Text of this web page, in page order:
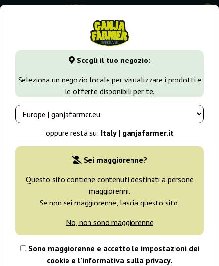
Scegli il tuo negozio:
Seleziona un negozio locale per visualizzare i prodotti e
le offerte disponibili per te.
oppure resta su: Italy | ganjafarmer.it
Sei maggiorenne?
Questo sito contiene contenuti destinati a persone
maggiorenni.
Se non sei maggiorenne, lascia questo sito.
No, non sono maggiorenne
Sono maggiorenne e accetto le impostazioni dei
cookie e l’informativa sulla privacy.
0
GanjaFarmer.it Tipi di Semi Semi Indica Fast Blue